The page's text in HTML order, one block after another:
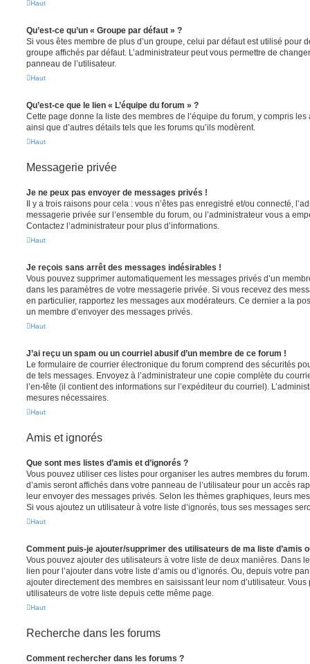
Haut
Qu’est-ce qu’un « Groupe par défaut » ?
Si vous êtes membre de plus d’un groupe, celui par défaut est utilisé pour
groupe affichés par défaut. L’administrateur peut vous permettre de
panneau de l’utilisateur.
Haut
Qu’est-ce que le lien « L’équipe du forum » ?
Cette page donne la liste des membres de l’équipe du forum, y compris
ainsi que d’autres détails tels que les forums qu’ils modèrent.
Haut
Messagerie privée
Je ne peux pas envoyer de messages privés !
Il y a trois raisons pour cela : vous n’êtes pas enregistré et/ou connecté,
messagerie privée sur l’ensemble du forum, ou l’administrateur vous a
Contactez l’administrateur pour plus d’informations.
Haut
Je reçois sans arrêt des messages indésirables !
Vous pouvez supprimer automatiquement les messages privés d’un
dans les paramètres de votre messagerie privée. Si vous recevez des
en particulier, rapportez les messages aux modérateurs. Ce dernier a la
un membre d’envoyer des messages privés.
Haut
J’ai reçu un spam ou un courriel abusif d’un membre de ce forum !
Le formulaire de courrier électronique du forum comprend des sécurités
de tels messages. Envoyez à l’administrateur une copie complète du
l’en-tête (il contient des informations sur l’expéditeur du courriel).
mesures nécessaires.
Haut
Amis et ignorés
Que sont mes listes d’amis et d’ignorés ?
Vous pouvez utiliser ces listes pour organiser les autres membres du
d’amis seront affichés dans votre panneau de l’utilisateur pour un accès
leur envoyer des messages privés. Selon les thèmes graphiques, leurs
Si vous ajoutez un utilisateur à votre liste d’ignorés, tous ses messages
Haut
Comment puis-je ajouter/supprimer des utilisateurs de ma liste d’amis
Vous pouvez ajouter des utilisateurs à votre liste de deux manières. Dans
lien pour l’ajouter dans votre liste d’amis ou d’ignorés. Ou, depuis votre
ajouter directement des membres en saisissant leur nom d’utilisateur.
utilisateurs de votre liste depuis cette même page.
Haut
Recherche dans les forums
Comment rechercher dans les forums ?